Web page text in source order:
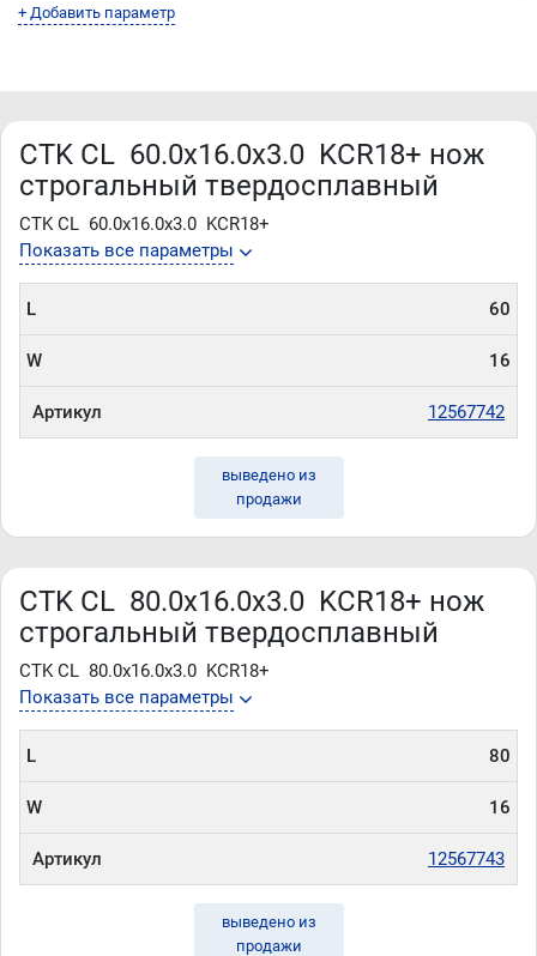
+ Добавить параметр
CTK CL 60.0x16.0x3.0 KCR18+ нож
строгальный твердосплавный
CTK CL 60.0x16.0x3.0 KCR18+
Показать все параметры
L 60
W 16
Артикул 12567742
выведено из
продажи
CTK CL 80.0x16.0x3.0 KCR18+ нож
строгальный твердосплавный
CTK CL 80.0x16.0x3.0 KCR18+
Показать все параметры
L 80
W 16
Артикул 12567743
выведено из
продажи